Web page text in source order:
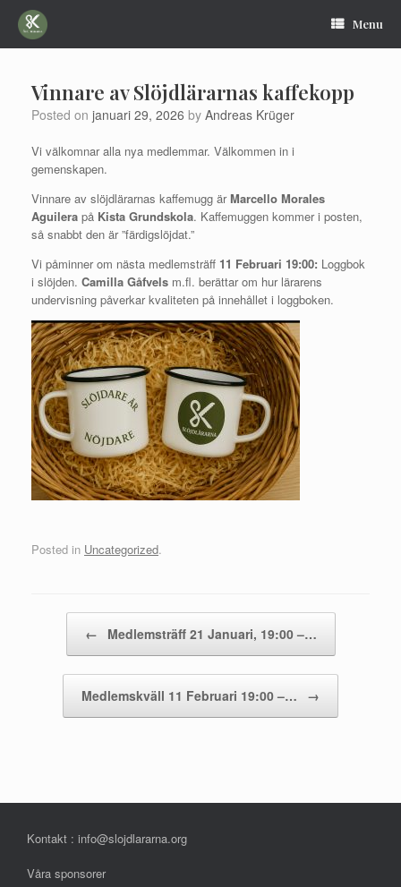
content
Menu
Vinnare av Slöjdlärarnas kaffekopp
Posted on januari 29, 2026 by Andreas Krüger
Vi välkomnar alla nya medlemmar. Välkommen in i
gemenskapen.
Vinnare av slöjdlärarnas kaffemugg ärMarcello Morales
Aguilera på Kista Grundskola. Kaffemuggen kommer i posten,
så snabbt den är ”färdigslöjdat.”
Vi påminner om nästa medlemsträff 11 Februari 19:00: Loggbok
i slöjden. Camilla Gåfvels m.fl. berättar om hur lärarens
undervisning påverkar kvaliteten på innehållet i loggboken.
Posted in Uncategorized.
← Medlemsträff 21 Januari, 19:00 –…
Medlemskväll 11 Februari 19:00 –… →
Kontakt : info@slojdlararna.org
Våra sponsorer